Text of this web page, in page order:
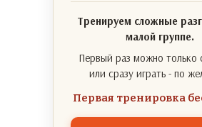
Тренируем сложные
малой группе.
Первый раз можно только
или сразу играть - по
Первая тренировка